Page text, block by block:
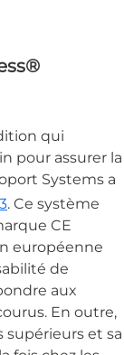
qui
pour assurer la
Systems a
. Ce système
CE
européenne
de
aux
En outre,
supérieurs et sa